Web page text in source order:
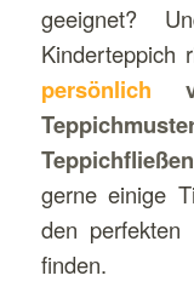
geeignet?
Kinderteppich
persönlich
gerne einige
den perfekten
finden.